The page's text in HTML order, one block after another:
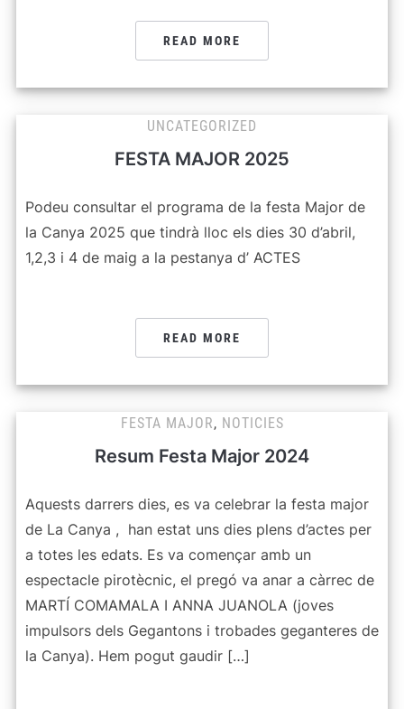
READ MORE
UNCATEGORIZED
FESTA MAJOR 2025
Podeu consultar el programa de la festa Major de
la Canya 2025 que tindrà lloc els dies 30 d’abril,
1,2,3 i 4 de maig a la pestanya d’ ACTES
READ MORE
FESTA MAJOR, NOTICIES
Resum Festa Major 2024
Aquests darrers dies, es va celebrar la festa major
de La Canya , han estat uns dies plens d’actes per
a totes les edats. Es va començar amb un
espectacle pirotècnic, el pregó va anar a càrrec de
MARTÍ COMAMALA I ANNA JUANOLA (joves
impulsors dels Gegantons i trobades geganteres de
la Canya). Hem pogut gaudir […]